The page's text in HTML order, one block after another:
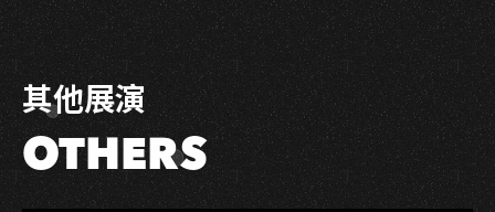
其他展演
OTHERS